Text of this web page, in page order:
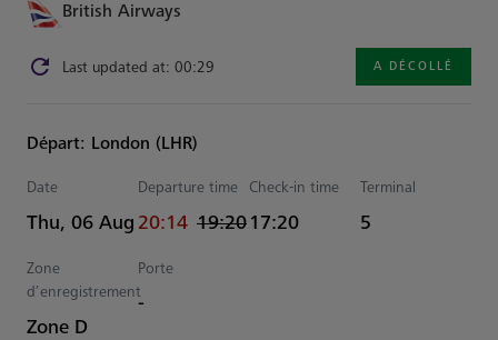
British Airways
Last updated at: 00:29 A DÉCOLLÉ
Départ: London (LHR)
Date
Thu, 06 Aug
Departure time
actual Heure
20:14
Estimated Heure
19:20
Check-in time
17:20
Terminal
5
Zone
d’enregistrement
Zone D
Porte
-